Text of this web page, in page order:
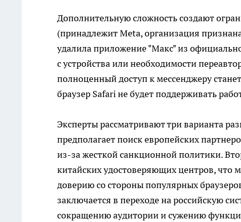
Дополнительную сложность создают
(принадлежит Meta, организация
удалила приложение "Макс" из
с устройства или необходимости
полноценный доступ к мессенджеру
браузер Safari не будет поддерживать
Эксперты рассматривают три варианта
предполагает поиск европейских
из-за жесткой санкционной политики.
китайских удостоверяющих центров, что
доверию со стороны популярных
заключается в переходе на российскую
сокращению аудитории и сужению